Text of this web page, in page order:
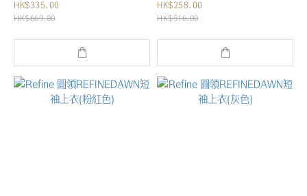
HK$335.00
HK$669.00
HK$258.00
HK$516.00